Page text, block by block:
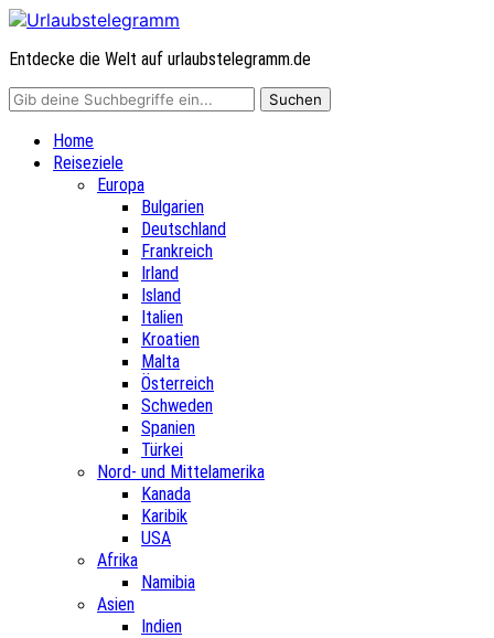
Entdecke die Welt auf urlaubstelegramm.de
Home
Reiseziele
Europa
Bulgarien
Deutschland
Frankreich
Irland
Island
Italien
Kroatien
Malta
Österreich
Schweden
Spanien
Türkei
Nord- und Mittelamerika
Kanada
Karibik
USA
Afrika
Namibia
Asien
Indien